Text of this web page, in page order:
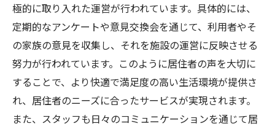
極的に取り入れた運営が行われています。具体的には、
定期的なアンケートや意見交換会を通じて、利用者やそ
の家族の意見を収集し、それを施設の運営に反映させる
努力が行われています。このように居住者の声を大切に
することで、より快適で満足度の高い生活環境が提供さ
れ、居住者のニーズに合ったサービスが実現されます。
また、スタッフも日々のコミュニケーションを通じて居